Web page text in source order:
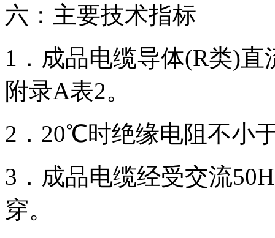
六：主要技术指标
1．成品电缆导体(R类)
附录A表2。
2．20℃时绝缘电阻不小
3．成品电缆经受交流
穿。